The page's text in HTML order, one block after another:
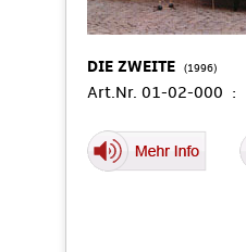
DIE ZWEITE (1996)
Art.Nr. 01-02-000 :